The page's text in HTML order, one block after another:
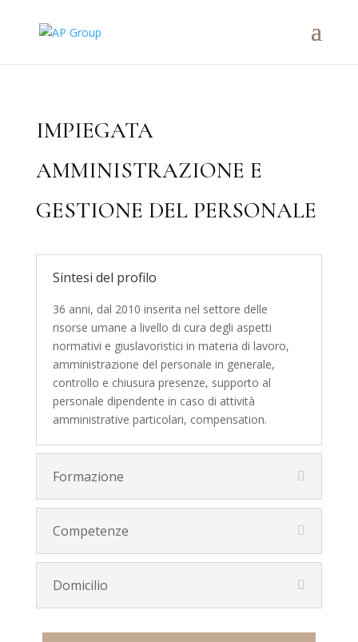
IMPIEGATA
AMMINISTRAZIONE E
GESTIONE DEL PERSONALE
Sintesi del profilo
36 anni, dal 2010 inserita nel settore delle
risorse umane a livello di cura degli aspetti
normativi e giuslavoristici in materia di lavoro,
amministrazione del personale in generale,
controllo e chiusura presenze, supporto al
personale dipendente in caso di attività
amministrative particolari, compensation.
Formazione
Competenze
Domicilio